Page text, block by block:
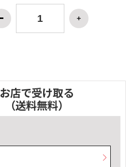
お店で受け取る
（送料無料）